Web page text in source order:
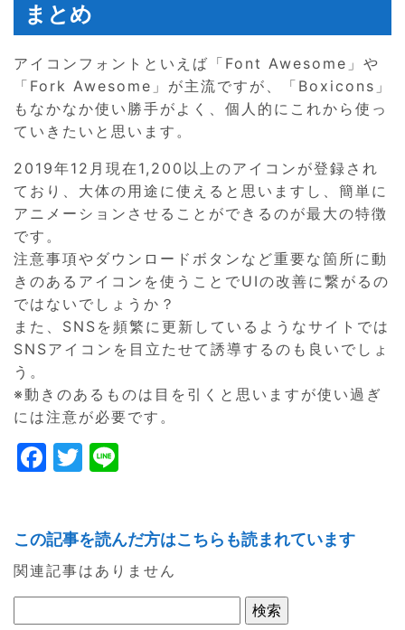
まとめ
アイコンフォントといえば「Font Awesome」や
「Fork Awesome」が主流ですが、「Boxicons」
もなかなか使い勝手がよく、個人的にこれから使っ
ていきたいと思います。
2019年12月現在1,200以上のアイコンが登録され
ており、大体の用途に使えると思いますし、簡単に
アニメーションさせることができるのが最大の特徴
です。
注意事項やダウンロードボタンなど重要な箇所に動
きのあるアイコンを使うことでUIの改善に繋がるの
ではないでしょうか？
また、SNSを頻繁に更新しているようなサイトでは
SNSアイコンを目立たせて誘導するのも良いでしょ
う。
※動きのあるものは目を引くと思いますが使い過ぎ
には注意が必要です。
F
e
b
o
T
er
この記事を読んだ方はこちらも読まれています
関連記事はありません